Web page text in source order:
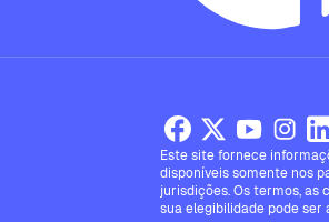
Este site fornece
disponíveis somente nos
jurisdições. Os termos, as
sua elegibilidade pode ser